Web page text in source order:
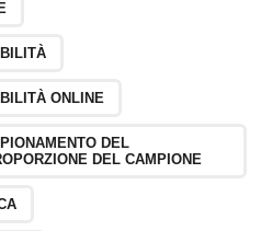
ONLINE
DEL
DEL CAMPIONE